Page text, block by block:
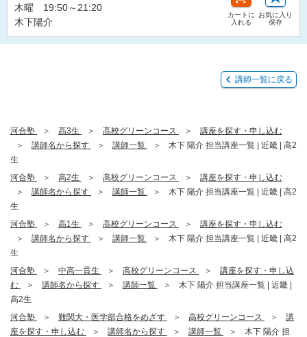
木曜 19:50～21:20
木下陽介
カートに
入れる
お気に入り
保存
講師一覧に戻る
河合塾 高3生 高校グリーンコース
講座を探す・申し込む
講師名から探す
講師一覧
木下 陽介 担当講座一覧 | 近畿 | 高2
生
河合塾
高2生 高校グリーンコース
講座を探す・申し込む
講師名から探す
講師一覧
木下 陽介 担当講座一覧 | 近畿 | 高2
生
河合塾
高1生 高校グリーンコース
講座を探す・申し込む
講師名から探す
講師一覧
木下 陽介 担当講座一覧 | 近畿 | 高2
生
河合塾
中高一貫生 高校グリーンコース
講座を探す・申し込
む
講師名から探す 講師一覧
木下 陽介 担当講座一覧 | 近畿 |
高2生
河合塾
難関大・医学部合格をめざす 高校グリーンコース
講
座を探す・申し込む
講師名から探す 講師一覧
木下 陽介 担